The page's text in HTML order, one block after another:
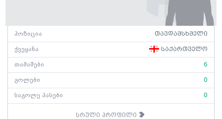
პოზიცია თავდამსხმელი
ქვეყანა საქართველო
თამაშები 6
გოლები 0
საგოლე პასები 0
სრული პროფილი